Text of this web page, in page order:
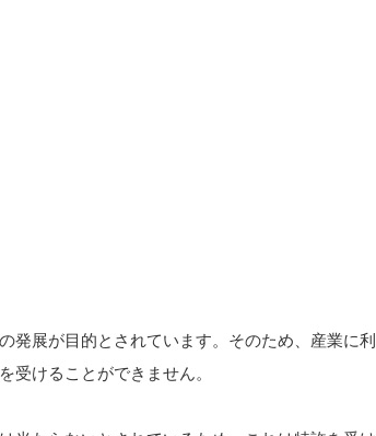
発展が目的とされています。そのため、産業に利
受けることができません。